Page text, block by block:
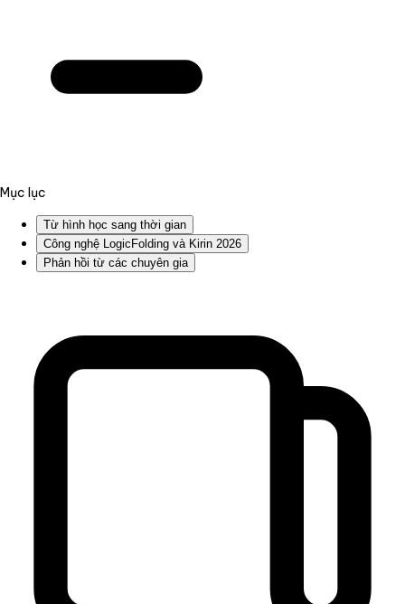
Mục lục
Từ hình học sang thời gian
Công nghệ LogicFolding và Kirin 2026
Phản hồi từ các chuyên gia